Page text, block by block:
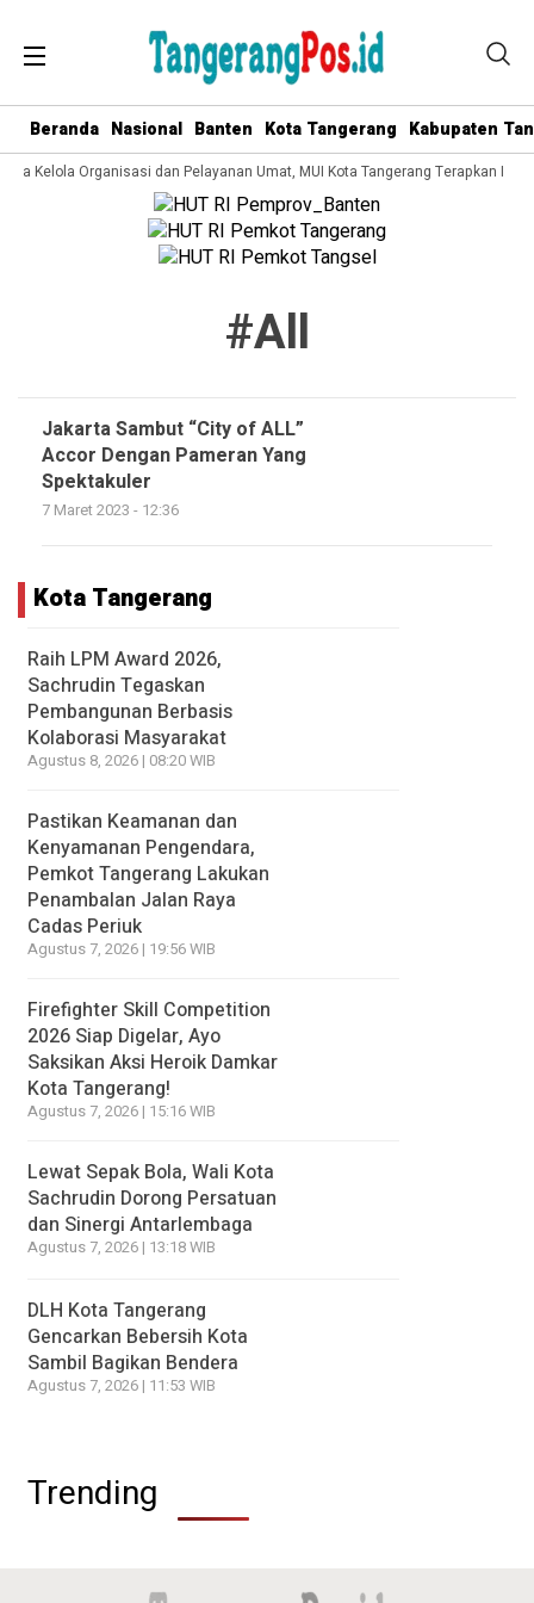
Beranda Nasional Banten Kota Tangerang Kabupaten
Kelola Organisasi dan Pelayanan Umat, MUI Kota Tangerang Terapkan ISO
#all
Jakarta Sambut “City of ALL”
Accor Dengan Pameran Yang
Spektakuler
7 Maret 2023 - 12:36
Kota Tangerang
Raih LPM Award 2026,
Sachrudin Tegaskan
Pembangunan Berbasis
Kolaborasi Masyarakat
Agustus 8, 2026 | 08:20 WIB
Pastikan Keamanan dan
Kenyamanan Pengendara,
Pemkot Tangerang Lakukan
Penambalan Jalan Raya
Cadas Periuk
Agustus 7, 2026 | 19:56 WIB
Firefighter Skill Competition
2026 Siap Digelar, Ayo
Saksikan Aksi Heroik Damkar
Kota Tangerang!
Agustus 7, 2026 | 15:16 WIB
Lewat Sepak Bola, Wali Kota
Sachrudin Dorong Persatuan
dan Sinergi Antarlembaga
Agustus 7, 2026 | 13:18 WIB
DLH Kota Tangerang
Gencarkan Bebersih Kota
Sambil Bagikan Bendera
Agustus 7, 2026 | 11:53 WIB
Trending